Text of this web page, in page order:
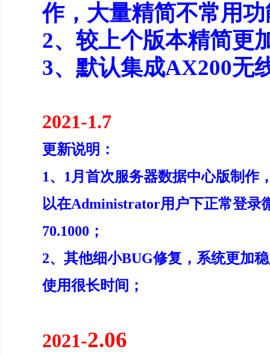
作，大量精简不常用
2、较上个版本精简更
3、默认集成AX200无
2021-1.7
更新说明：
1、1月首次服务器数据中心版制作
以在Administrator用户下正常登录
70.1000；
2、其他细小BUG修复，系统更加
使用很长时间；
2021-2.06